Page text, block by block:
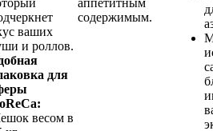
ваших
и роллов.
для
весом в
аппетитным
содержимым.